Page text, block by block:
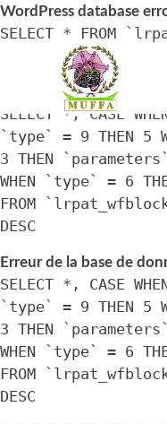
WordPress database
SELECT * FROM
> UNIX_TIMESTAMP())
Erreur de la base de
SELECT *, CASE
`type` = 9 THEN 5
3 THEN
WHEN `type` = 6
FROM
DESC
Erreur de la base de
SELECT *, CASE
`type` = 9 THEN 5
3 THEN
WHEN `type` = 6
FROM
DESC